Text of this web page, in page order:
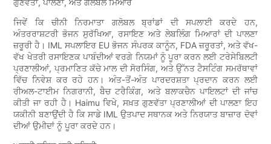
ਜਿਵੇਂ ਕਿ ਚੀਨੀ ਨਿਰਮਾਤਾ ਗਲੋਬਲ ਬ੍ਰਾਂਡਾਂ ਦੀ ਸਪਲਾਈ ਕਰਦੇ ਹਨ,
ਅੰਤਰਰਾਸ਼ਟਰੀ ਭੋਜਨ ਸੁਰੱਖਿਆ, ਰਸਾਇਣ ਅਤੇ ਲੇਬਲਿੰਗ ਮਿਆਰਾਂ ਦੀ ਪਾਲਣਾ
ਜ਼ਰੂਰੀ ਹੈ। IML ਸਪਲਾਇਰ EU ਭੋਜਨ ਸੰਪਰਕ ਕਾਨੂੰਨ, FDA ਜ਼ਰੂਰਤਾਂ, ਅਤੇ ਵੱਖ-
ਵੱਖ ਖੇਤਰੀ ਰਸਾਇਣਕ ਪਾਬੰਦੀਆਂ ਵਰਗੇ ਨਿਯਮਾਂ ਨੂੰ ਪੂਰਾ ਕਰਨ ਲਈ ਟਰੇਸੇਬਿਲਟੀ
ਪ੍ਰਣਾਲੀਆਂ, ਪ੍ਰਮਾਣਿਤ ਕੱਚੇ ਮਾਲ ਦੀ ਸੋਰਸਿੰਗ, ਅਤੇ ਉੱਨਤ ਟੈਸਟਿੰਗ ਸਮਰੱਥਾਵਾਂ
ਵਿੱਚ ਨਿਵੇਸ਼ ਕਰ ਰਹੇ ਹਨ। ਅੰਤ-ਤੋਂ-ਅੰਤ ਪਾਰਦਰਸ਼ਤਾ ਪ੍ਰਦਾਨ ਕਰਨ ਲਈ
ਰੀਅਲ-ਟਾਈਮ ਨਿਗਰਾਨੀ, ਬੈਚ ਟਰੈਕਿੰਗ, ਅਤੇ ਬਲਾਕਚੈਨ ਪਾਇਲਟਾਂ ਦੀ ਜਾਂਚ
ਕੀਤੀ ਜਾ ਰਹੀ ਹੈ। Haimu ਵਿਖੇ, ਸਖ਼ਤ ਗੁਣਵੱਤਾ ਪ੍ਰਣਾਲੀਆਂ ਦੀ ਪਾਲਣਾ ਇਹ
ਯਕੀਨੀ ਬਣਾਉਂਦੀ ਹੈ ਕਿ ਸਾਡੇ IML ਉਤਪਾਦ ਸਥਾਨਕ ਅਤੇ ਨਿਰਯਾਤ ਬਾਜ਼ਾਰ ਦੋਵਾਂ
ਦੀਆਂ ਉਮੀਦਾਂ ਨੂੰ ਪੂਰਾ ਕਰਦੇ ਹਨ।